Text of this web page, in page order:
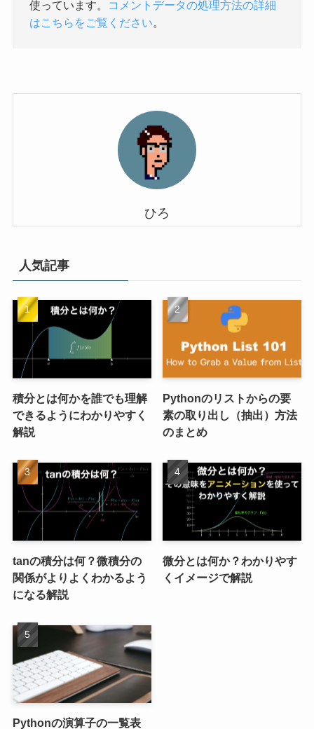
使っています。
コメントデータの処理方法の詳細
はこちらをご覧ください。
ひろ
人気記事
積分とは何かを誰でも理解
できるようにわかりやすく
解説
Pythonのリストからの要
素の取り出し（抽出）方法
のまとめ
tanの積分は何？微積分の
関係がよりよくわかるよう
になる解説
微分とは何か？わかりやす
くイメージで解説
Pythonの演算子の一覧表